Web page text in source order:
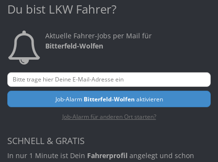
Du bist LKW Fahrer?
Aktuelle Fahrer-Jobs per Mail für
Bitterfeld-Wolfen
Job-Alarm Bitterfeld-Wolfen aktivieren
Job-Alarm für anderen Ort starten?
SCHNELL & GRATIS
In nur 1 Minute ist Dein Fahrerprofil angelegt und schon